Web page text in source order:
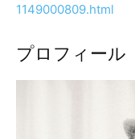
1149000809.html
プロフィール